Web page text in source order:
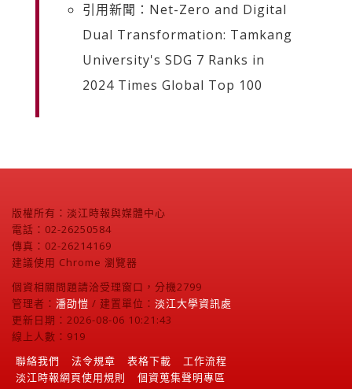
引用新聞：Net-Zero and Digital
Dual Transformation: Tamkang
University's SDG 7 Ranks in
2024 Times Global Top 100
版權所有：淡江時報與媒體中心
電話：02-26250584
傳真：02-26214169
建議使用 Chrome 瀏覽器
個資相關問題請洽受理窗口，分機2799
管理者： 潘劭愷 / 建置單位： 淡江大學資訊處
更新日期：2026-08-06 10:21:43
線上人數：919
聯絡我們
法令規章 表格下載
工作流程
淡江時報網頁使用規則
個資蒐集聲明專區